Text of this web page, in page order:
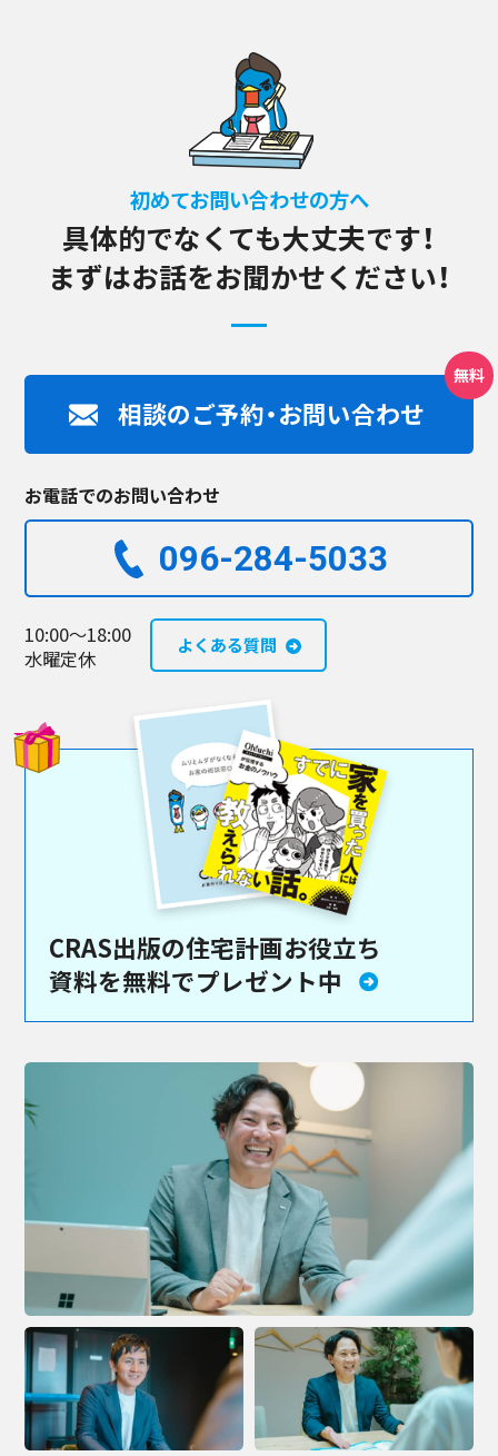
初めてお問い合わせの方へ
具体的でなくても大丈夫です！
まずはお話をお聞かせください！
相談のご予約・お問い合わせ
お電話でのお問い合わせ
096-284-5033​
10:00～18:00
水曜定休
よくある質問
CRAS出版の住宅計画お役立ち
資料を無料でプレゼント中